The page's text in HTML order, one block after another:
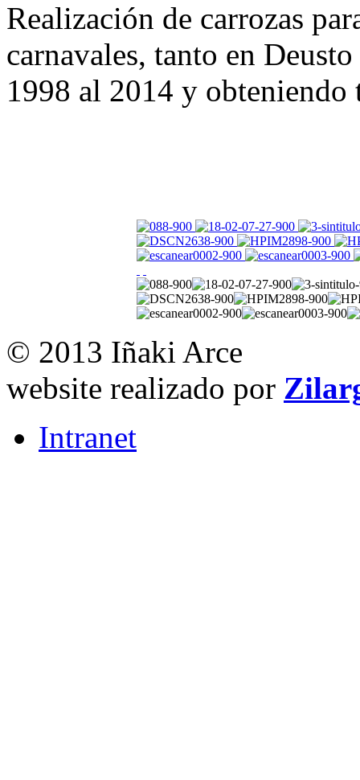
Realización de carrozas
carnavales, tanto en
1998 al 2014 y obteniendo
© 2013 Iñaki Arce
website realizado por
Intranet